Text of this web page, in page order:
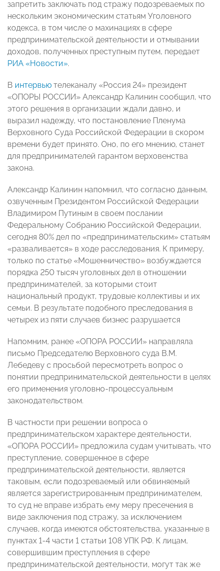
запретить заключать под стражу подозреваемых по
нескольким экономическим статьям Уголовного
кодекса, в том числе о махинациях в сфере
предпринимательской деятельности и отмывании
доходов, полученных преступным путем, передает
РИА «Новости».
В интервью телеканалу «Россия 24» президент
«ОПОРЫ РОССИИ» Александр Калинин сообщил, что
этого решения в организации ждали давно, и
выразил надежду, что постановление Пленума
Верховного Суда Российской Федерации в скором
времени будет принято. Оно, по его мнению, станет
для предпринимателей гарантом верховенства
закона.
Александр Калинин напомнил, что согласно данным,
озвученным Президентом Российской Федерации
Владимиром Путиным в своем послании
Федеральному Собранию Российской Федерации,
сегодня 80% дел по «предпринимательским» статьям
«разваливается» в ходе расследования. К примеру,
только по статье «Мошенничество» возбуждается
порядка 250 тысяч уголовных дел в отношении
предпринимателей, за которыми стоит
национальный продукт, трудовые коллективы и их
семьи. В результате подобного преследования в
четырех из пяти случаев бизнес разрушается
Напомним, ранее «ОПОРА РОССИИ» направляла
письмо Председателю Верховного суда В.М.
Лебедеву с просьбой пересмотреть вопрос о
понятии предпринимательской деятельности в целях
его применения уголовно-процессуальным
законодательством.
В частности при решении вопроса о
предпринимательском характере деятельности,
«ОПОРА РОССИИ» предложила судам учитывать, что
преступление, совершенное в сфере
предпринимательской деятельности, является
таковым, если подозреваемый или обвиняемый
является зарегистрированным предпринимателем,
то суд не вправе избрать ему меру пресечения в
виде заключения под стражу, за исключением
случаев, когда имеются обстоятельства, указанные в
пунктах 1-4 части 1 статьи 108 УПК РФ. К лицам,
совершившим преступления в сфере
предпринимательской деятельности, могут так же